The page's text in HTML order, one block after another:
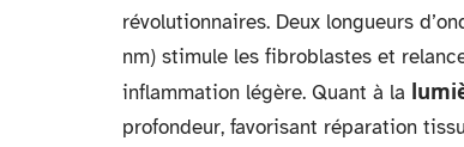
révolutionnaires. Deux longueurs
nm) stimule les fibroblastes et
inflammation légère. Quant à la
profondeur, favorisant réparation